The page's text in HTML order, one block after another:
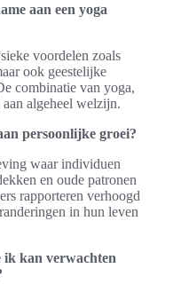
aan een yoga
voordelen zoals
ook geestelijke
combinatie van yoga,
algeheel welzijn.
persoonlijke groei?
waar individuen
en oude patronen
rapporteren verhoogd
in hun leven
ik kan verwachten